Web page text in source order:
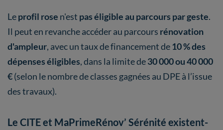
Leprofil rose n'est pas éligible au parcours par geste.
Il peut en revanche accéder au parcours rénovation
d'ampleur, avec un taux de financement de10 % des
dépenses éligibles, dans la limite de30 000 ou 40 000
€(selon le nombre de classes gagnées au DPE à l’issue
des travaux).
Le CITE et MaPrimeRénov’ Sérénité existent-